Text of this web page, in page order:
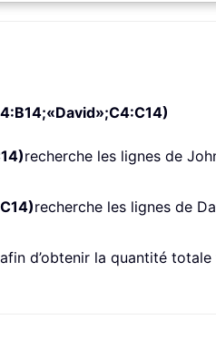
recherche les lignes de
recherche les lignes de
d’obtenir la quantité